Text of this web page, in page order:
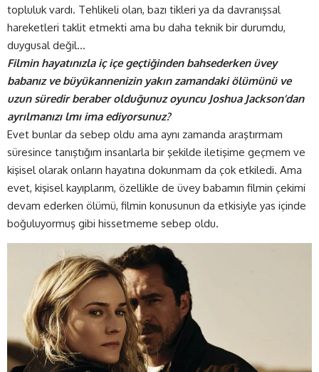
topluluk vardı. Tehlikeli olan, bazı tikleri ya da davranışsal
hareketleri taklit etmekti ama bu daha teknik bir durumdu,
duygusal değil…
Filmin hayatınızla iç içe geçtiğinden bahsederken üvey
babanız ve büyükannenizin yakın zamandaki ölümünü ve
uzun süredir beraber olduğunuz oyuncu Joshua Jackson’dan
ayrılmanızı lmı ima ediyorsunuz?
Evet bunlar da sebep oldu ama aynı zamanda araştırmam
süresince tanıştığım insanlarla bir şekilde iletişime geçmem ve
kişisel olarak onların hayatına dokunmam da çok etkiledi. Ama
evet, kişisel kayıplarım, özellikle de üvey babamın filmin çekimi
devam ederken ölümü, filmin konusunun da etkisiyle yas içinde
boğuluyormuş gibi hissetmeme sebep oldu.